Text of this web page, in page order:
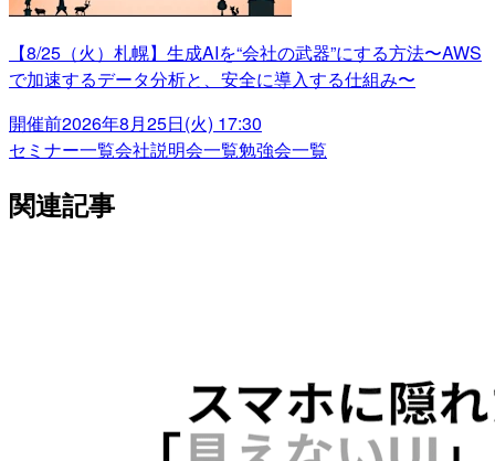
【8/25（火）札幌】生成AIを“会社の武器”にする方法〜AWS
で加速するデータ分析と、安全に導入する仕組み〜
開催前2026年8月25日(火) 17:30
セミナー一覧会社説明会一覧勉強会一覧
関連記事